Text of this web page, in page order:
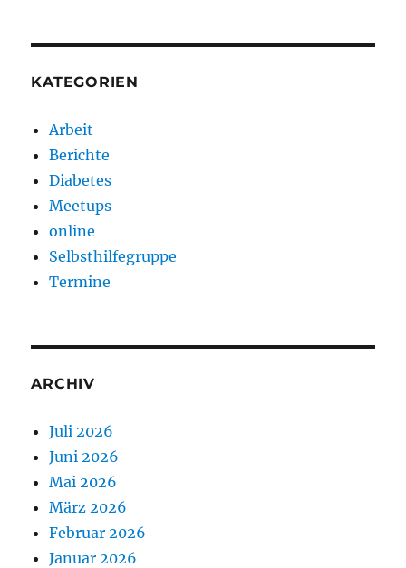
KATEGORIEN
Arbeit
Berichte
Diabetes
Meetups
online
Selbsthilfegruppe
Termine
ARCHIV
Juli 2026
Juni 2026
Mai 2026
März 2026
Februar 2026
Januar 2026